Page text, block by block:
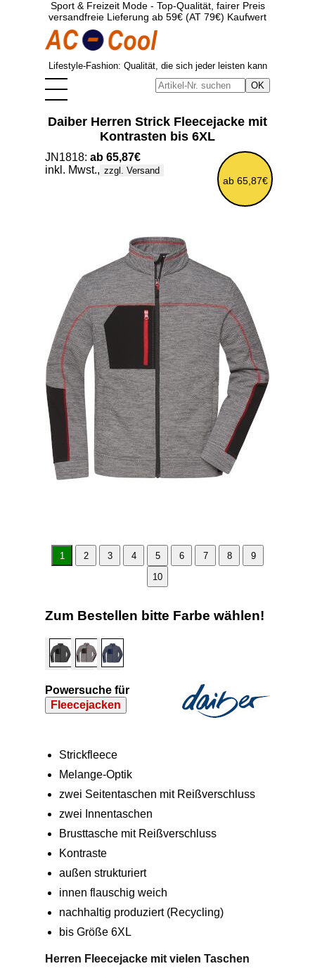
Sport & Freizeit Mode - Top-Qualität, fairer Preis
versandfreie Lieferung ab 59€ (AT 79€) Kaufwert
Lifestyle-Fashion: Qualität, die sich jeder leisten kann
Daiber Herren Strick Fleecejacke mit
Kontrasten bis 6XL
ab 65,87€
JN1818: ab 65,87€
inkl. Mwst., zzgl. Versand
1 2 3 4 5 6 7 8
9
10
Zum Bestellen bitte Farbe wählen!
Powersuche für
Fleecejacken
Strickfleece
Melange-Optik
zwei Seitentaschen mit Reißverschluss
zwei Innentaschen
Brusttasche mit Reißverschluss
Kontraste
außen strukturiert
innen flauschig weich
nachhaltig produziert (Recycling)
bis Größe 6XL
Herren Fleecejacke mit vielen Taschen